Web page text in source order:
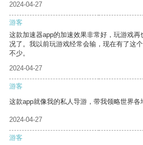
2024-04-27
游客
这款加速器app的加速效果非常好，玩游戏
况了。我以前玩游戏经常会输，现在有了这
不少。
2024-04-27
游客
这款app就像我的私人导游，带我领略世界各
2024-04-27
游客